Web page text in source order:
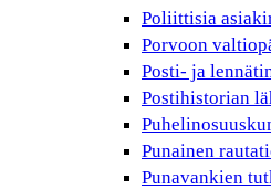
Poliittisia
Porvoon
Posti- ja
Postihistorian
Punainen
Punavankien